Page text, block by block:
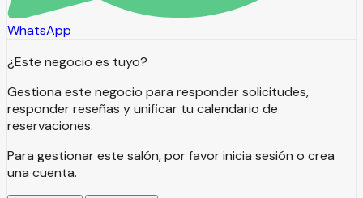
WhatsApp
¿Este negocio es tuyo?
Gestiona este negocio para responder solicitudes,
responder reseñas y unificar tu calendario de
reservaciones.
Para gestionar este salón, por favor inicia sesión o crea
una cuenta.